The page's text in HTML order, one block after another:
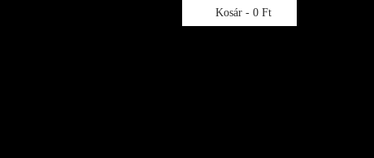
Kosár - 0 Ft
A kosara még üres